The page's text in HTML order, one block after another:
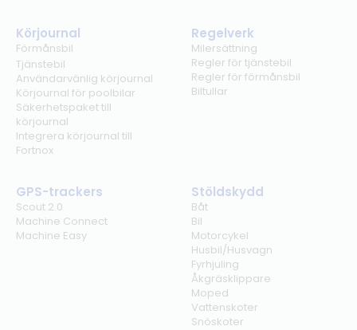
Körjournal
Förmånsbil
Tjänstebil
Användarvänlig körjournal
Körjournal för poolbilar
Säkerhetspaket till
körjournal
Integrera körjournal till
Fortnox
Regelverk
Milersättning
Regler för tjänstebil
Regler för förmånsbil
Biltullar
GPS-trackers
Scout 2.0
Machine Connect
Machine Easy
Stöldskydd
Båt
Bil
Motorcykel
Husbil/Husvagn
Fyrhjuling
Åkgräsklippare
Moped
Vattenskoter
Snöskoter